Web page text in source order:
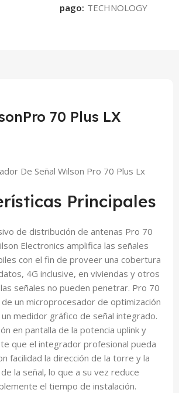
pago:
70 Plus LX
De Señal Wilson Pro 70 Plus Lx
Principales
de distribución de antenas Pro 70
Electronics amplifica las señales
con el fin de proveer una cobertura
4G inclusive, en viviendas y otros
señales no pueden penetrar. Pro 70
de un microprocesador de optimización
medidor gráfico de señal integrado.
en pantalla de la potencia uplink y
que el integrador profesional pueda
facilidad la dirección de la torre y la
la señal, lo que a su vez reduce
el tiempo de instalación.